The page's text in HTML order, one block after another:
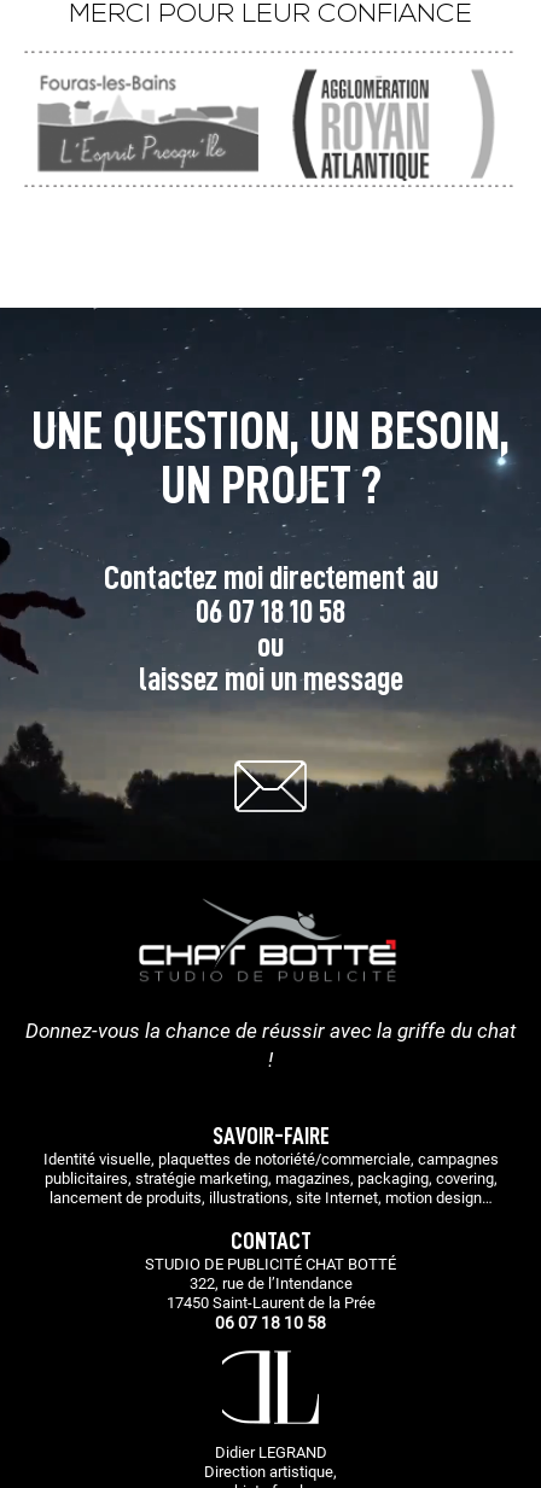
MERCI POUR LEUR CONFIANCE
UNE QUESTION, UN BESOIN,
UN PROJET ?
Contactez moi directement au
06 07 18 10 58
ou
laissez moi un message
Donnez-vous la chance de réussir avec la griffe du chat
!
SAVOIR-FAIRE
Identité visuelle, plaquettes de notoriété/commerciale, campagnes
publicitaires, stratégie marketing, magazines, packaging, covering,
lancement de produits, illustrations, site Internet, motion design…
CONTACT
STUDIO DE PUBLICITÉ CHAT BOTTÉ
322, rue de l’Intendance
17450 Saint-Laurent de la Prée
06 07 18 10 58
Didier LEGRAND
Direction artistique,